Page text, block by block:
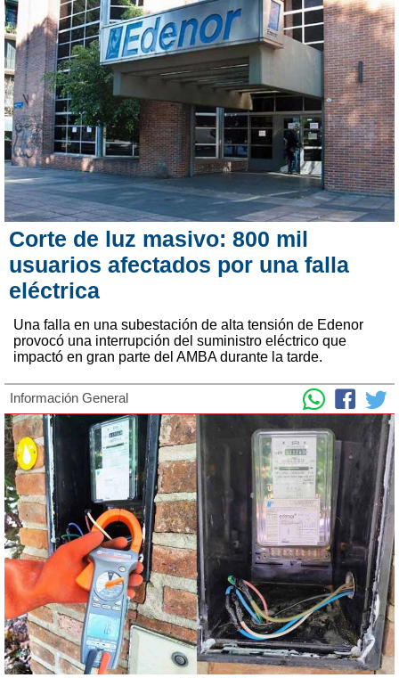
Corte de luz masivo: 800 mil
usuarios afectados por una falla
eléctrica
Una falla en una subestación de alta tensión de Edenor
provocó una interrupción del suministro eléctrico que
impactó en gran parte del AMBA durante la tarde.
Información General